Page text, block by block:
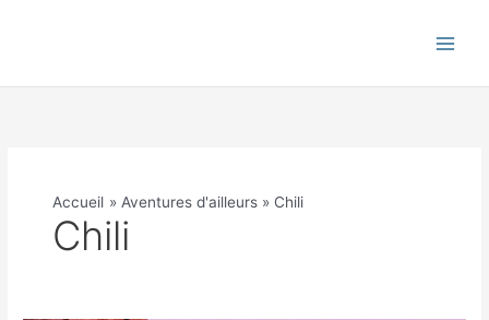
Accueil Aventures d'ailleurs Chili
Chili